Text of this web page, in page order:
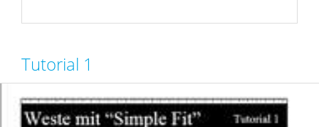
Tutorial 1